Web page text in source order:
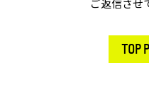
ご返信させ
TOP